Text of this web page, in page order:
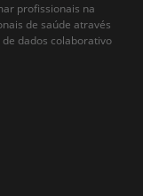
profissionais na
de saúde através
dados colaborativo